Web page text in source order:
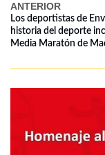
ANTERIOR
Los deportistas de
historia del deporte
Media Maratón de